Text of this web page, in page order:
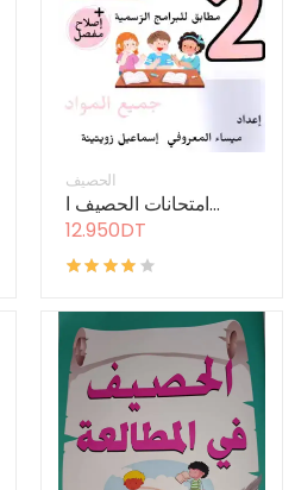
الحصيف
امتحانات الحصيف ا...
12.950DT